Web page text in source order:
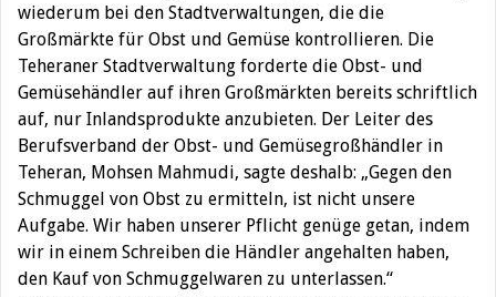
wiederum bei den Stadtverwaltungen, die die
Großmärkte für Obst und Gemüse kontrollieren. Die
Teheraner Stadtverwaltung forderte die Obst- und
Gemüsehändler auf ihren Großmärkten bereits schriftlich
auf, nur Inlandsprodukte anzubieten. Der Leiter des
Berufsverband der Obst- und Gemüsegroßhändler in
Teheran, Mohsen Mahmudi, sagte deshalb: „Gegen den
Schmuggel von Obst zu ermitteln, ist nicht unsere
Aufgabe. Wir haben unserer Pflicht genüge getan, indem
wir in einem Schreiben die Händler angehalten haben,
den Kauf von Schmuggelwaren zu unterlassen.“